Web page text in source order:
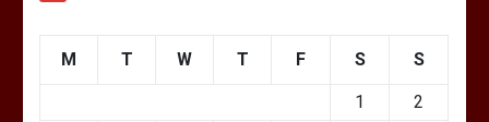
M T W T F S S
1
2